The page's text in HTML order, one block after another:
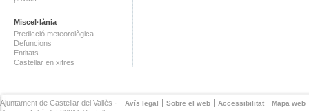
Miscel·lània
Predicció meteorològica
Defuncions
Entitats
Castellar en xifres
Avís legal Sobre el web Accessibilitat Mapa web
Ajuntament de Castellar del Vallès ·